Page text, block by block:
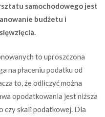
samochodowego jest
budżetu i
to uproszczona
na płaceniu podatku od
to, że odliczyć można
opodatkowania jest niższa
czy skali podatkowej. Dla